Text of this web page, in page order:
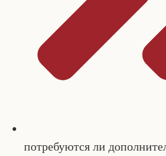
потребуются ли